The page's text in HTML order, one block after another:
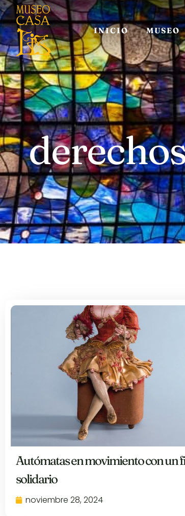
INICIO MUSEO
Autómatas en movimiento con un
solidario
noviembre 28, 2024